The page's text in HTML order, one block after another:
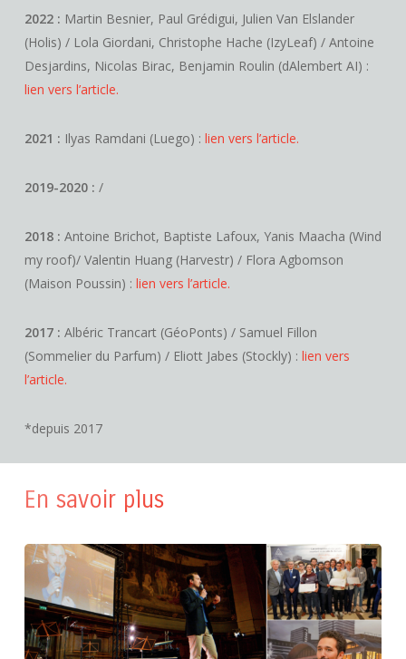
2022 : Martin Besnier, Paul Grédigui, Julien Van Elslander
(Holis) / Lola Giordani, Christophe Hache (IzyLeaf) / Antoine
Desjardins, Nicolas Birac, Benjamin Roulin (dAlembert AI) :
lien vers l’article.
2021 : Ilyas Ramdani (Luego) : lien vers l’article.
2019-2020 : /
2018 : Antoine Brichot, Baptiste Lafoux, Yanis Maacha (Wind
my roof)/ Valentin Huang (Harvestr) / Flora Agbomson
(Maison Poussin) : lien vers l’article.
2017 : Albéric Trancart (GéoPonts) / Samuel Fillon
(Sommelier du Parfum) / Eliott Jabes (Stockly) : lien vers
l’article.
*depuis 2017
En savoir plus